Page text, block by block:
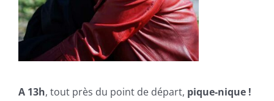
A 13h, tout près du point de départ, pique-nique !